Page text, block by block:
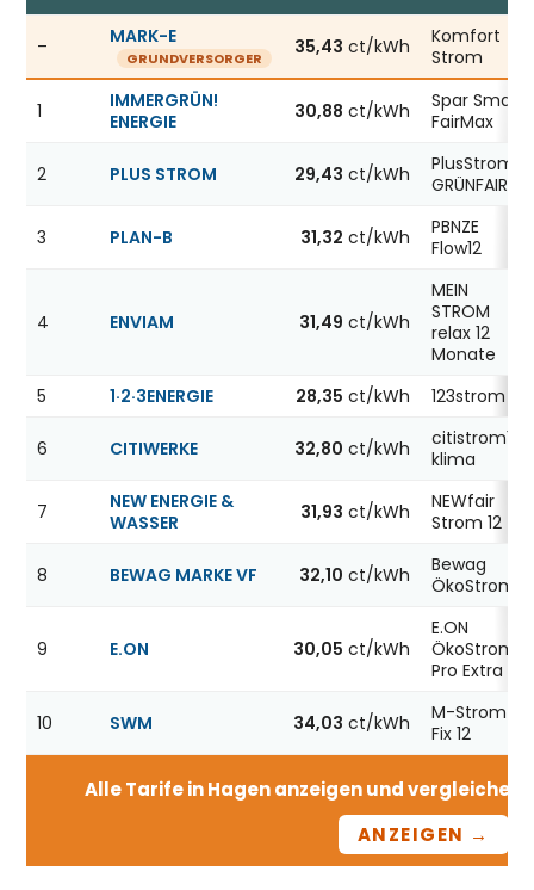
Günstigste Stromanbieter in Hagen, Stand
– MARK-E
GRUNDVERSORGER
35,43 ct/kWh
Komfort
Strom
1
IMMERGRÜN!
ENERGIE
30,88 ct/kWh
Spar Smart
FairMax
2 PLUS STROM 29,43 ct/kWh
PlusStrom
GRÜNFAIR
3 PLAN-B 31,32 ct/kWh
PBNZE
Flow12
4 ENVIAM 31,49 ct/kWh
MEIN
STROM
relax 12
Monate
5
1·2·3ENERGIE 28,35 ct/kWh 123strom
6 CITIWERKE 32,80 ct/kWh
citistrom12
klima
7
NEW ENERGIE &
WASSER
31,93 ct/kWh
NEWfair
Strom 12
8 BEWAG MARKE VF 32,10 ct/kWh
Bewag
ÖkoStrom12
9 E.ON 30,05 ct/kWh
E.ON
ÖkoStrom
Pro Extra 12
10 SWM 34,03 ct/kWh
M-Strom
Fix 12
Alle Tarife in Hagen anzeigen und vergleichen
ANZEIGEN →